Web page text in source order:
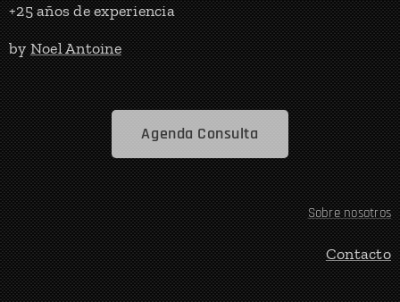
+25 años de experiencia
byNoel Antoine
Agenda Consulta
Sobre nosotros
Contacto